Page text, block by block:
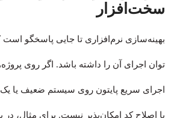
سخت‌افزار
بهینه‌سازی نرم‌افزاری تا جایی پاسخگو
توان اجرای آن را داشته باشد. اگر روی
اجرای سریع پایتون روی سیستم ضعیف یا